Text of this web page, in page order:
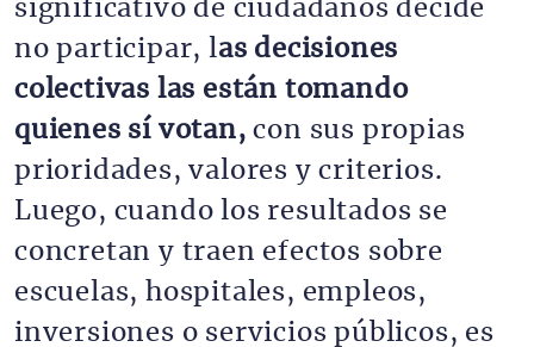
significativo de ciudadanos decide
no participar, las decisiones
colectivas las están tomando
quienes sí votan, con sus propias
prioridades, valores y criterios.
Luego, cuando los resultados se
concretan y traen efectos sobre
escuelas, hospitales, empleos,
inversiones o servicios públicos, es